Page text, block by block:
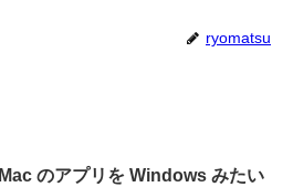
ryomatsu
Mac のアプリを Windows みたい